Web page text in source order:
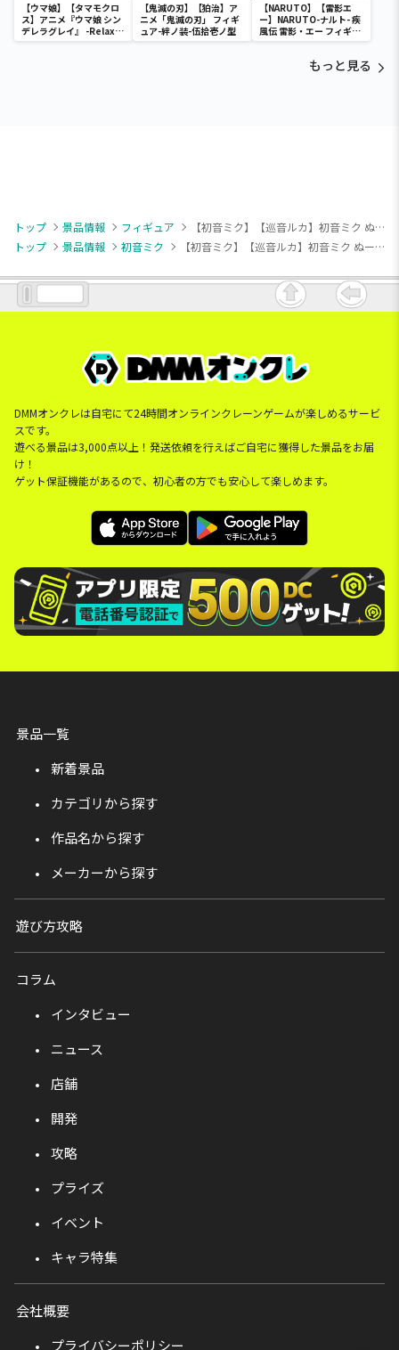
【ウマ娘】【タマモクロ
ス】アニメ『ウマ娘 シン
デレラグレイ』 -Relax
time-タマモクロス
【鬼滅の刃】【狛治】ア
ニメ「鬼滅の刃」 フィギ
ュア-絆ノ装-伍拾壱ノ型
【NARUTO】【雷影エ
ー】NARUTO-ナルト- 疾
風伝 雷影・エー フィギュ
ア～五影集結…!!～
もっと見る
トップ 景品情報 フィギュア
【初音ミク】【巡音ルカ】初音ミク ぬーどるストッパーフィギュア ー巡音ルカー
トップ
景品情報 初音ミク 【初音ミク】【巡音ルカ】初音ミク ぬーどるストッパーフィギュア ー巡音ルカー
DMMオンクレは自宅にて24時間オンラインクレーンゲームが楽しめるサービ
スです。
遊べる景品は3,000点以上！発送依頼を行えばご自宅に獲得した景品をお届
け！
ゲット保証機能があるので、初心者の方でも安心して楽しめます。
景品一覧
新着景品
カテゴリから探す
作品名から探す
メーカーから探す
遊び方攻略
コラム
インタビュー
ニュース
店舗
開発
攻略
プライズ
イベント
キャラ特集
会社概要
プライバシーポリシー